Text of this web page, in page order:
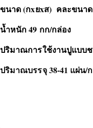
ขนาด (กxยxส) คละขนาด
น้ำหนัก 49 กก/กล่อง
ปริมาณการใช้งานปูแบบ
ปริมาณบรรจุ 38-41 แผ่น/